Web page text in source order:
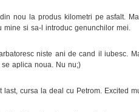
nou la produs kilometri pe asfalt.
si sa-l introduc genunchilor mei.
niste ani de cand il iubesc.
aplica noua. Nu nu;)
last, cursa la deal cu Petrom. Excited